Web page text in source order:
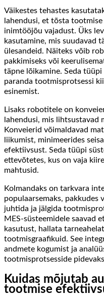
Väikestes tehastes
lahendusi, et tõsta
inimtööjõu vajadust. Üks
kasutamine, mis suudavad
ülesandeid. Näiteks võib
pakkimiseks või
täpne lõikamine. Seda
paranda tootmisprotsessi
esinemist.
Lisaks robotitele on
lahendusi, mis
Konveierid võimaldavad
liikumist, minimeerides
efektiivsust. Seda tüüpi
ettevõtetes, kus on vaja
mahtusid.
Kolmandaks on tarkvara
populaarsemaks, pakkudes
juhtida ja jälgida
MES-süsteemidele saavad
kasutust, hallata
tootmisgraafikuid. See
andmete kogumist ja
tootmisprotsesside
Kuidas mõjutab
tootmise